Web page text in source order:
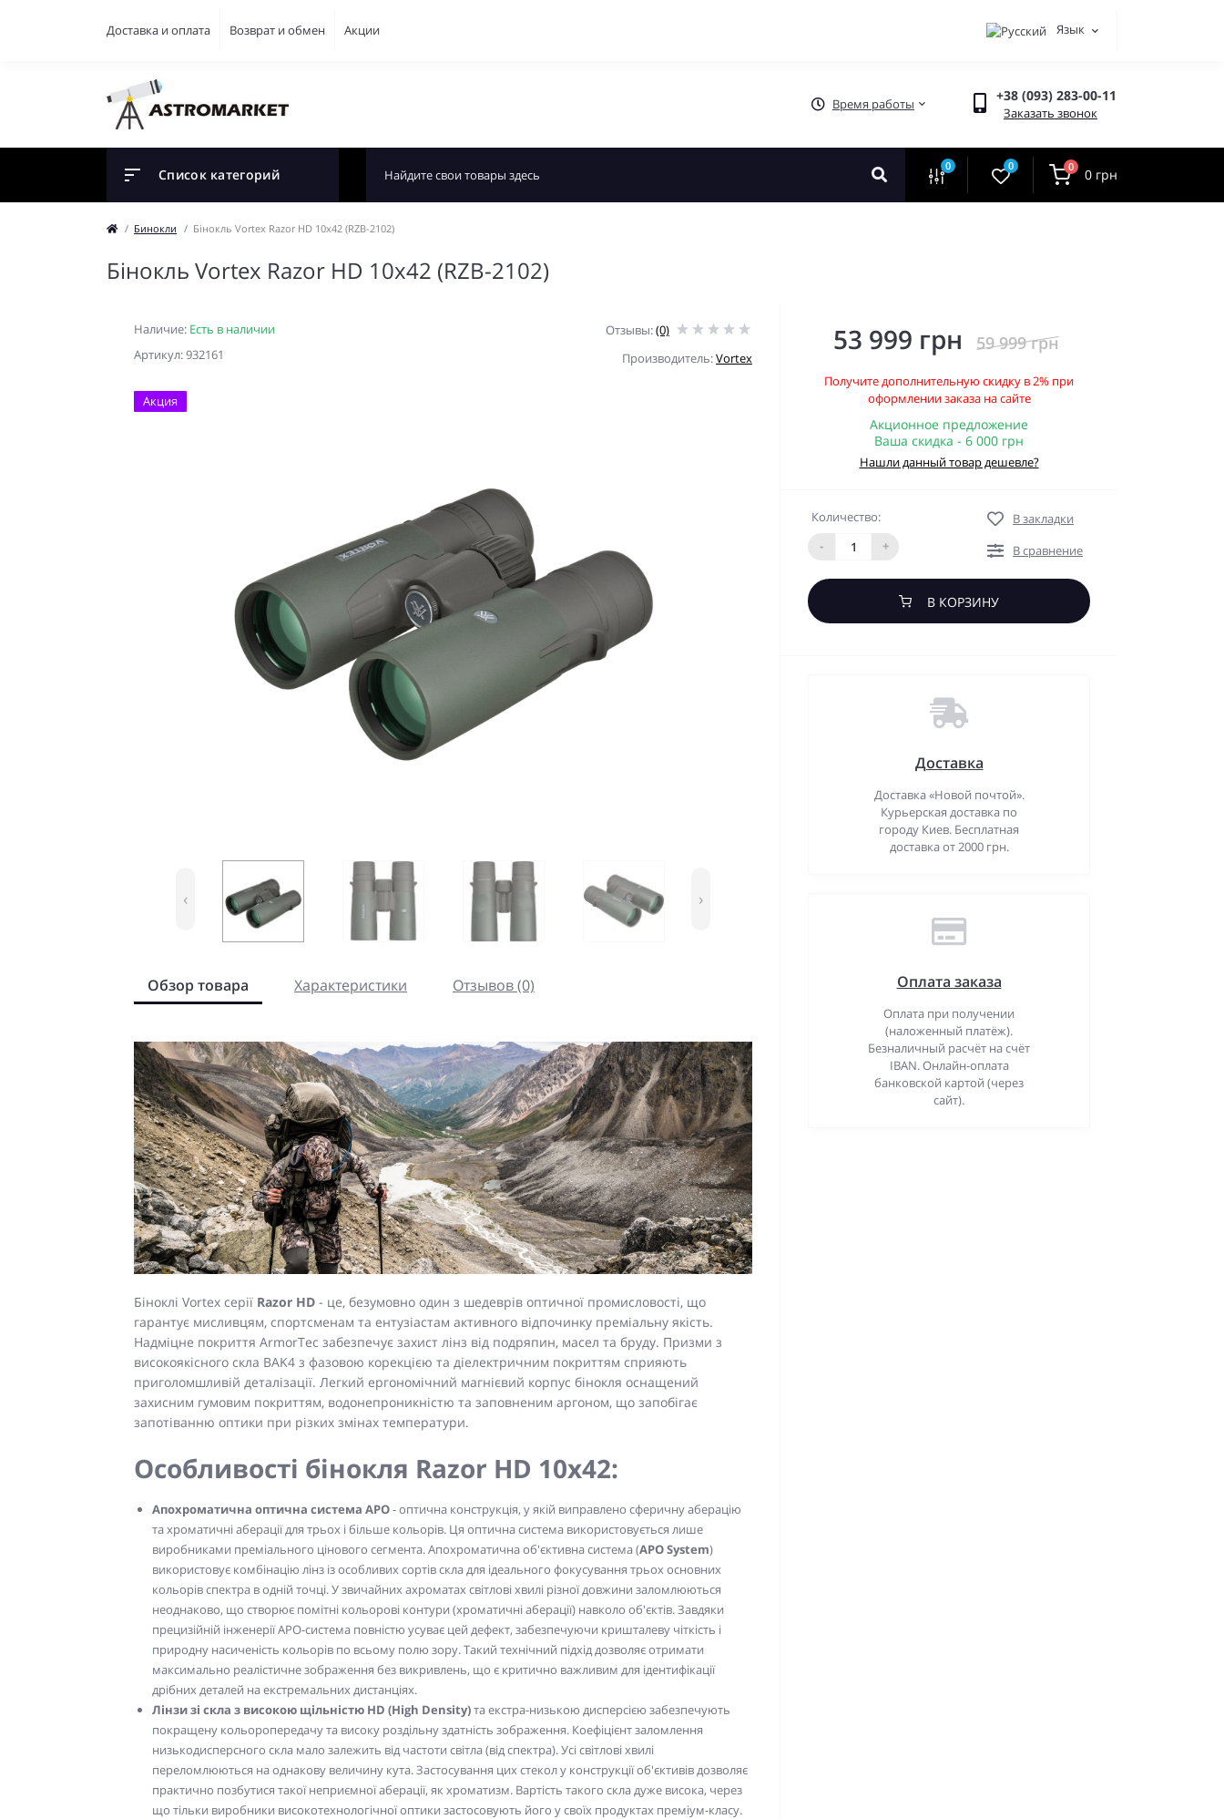
Доставка и оплата Возврат и обмен Акции Язык
Время работы +38 (093) 283-00-11
Заказать звонок
Список категорий 0 0 0 0 грн
Бинокли Бінокль Vortex Razor HD 10x42 (RZB-2102)
Бінокль Vortex Razor HD 10x42 (RZB-2102)
Наличие: Есть в наличии
Артикул: 932161
Отзывы:(0)
Производитель:Vortex
Акция
‹ ›
Обзор товара Характеристики Отзывов (0)
Біноклі Vortex серії Razor HD - це, безумовно один з шедеврів оптичної промисловості, що
гарантує мисливцям, спортсменам та ентузіастам активного відпочинку преміальну якість.
Надміцне покриття ArmorTec забезпечує захист лінз від подряпин, масел та бруду. Призми з
високоякісного скла BAK4 з фазовою корекцією та діелектричним покриттям сприяють
приголомшливій деталізації. Легкий ергономічний магнієвий корпус бінокля оснащений
захисним гумовим покриттям, водонепроникністю та заповненим аргоном, що запобігає
запотіванню оптики при різких змінах температури.
Особливості бінокля Razor HD 10х42:
Апохроматична оптична система APO- оптична конструкція, у якій виправлено сферичну аберацію
та хроматичні аберації для трьох і більше кольорів. Ця оптична система використовується лише
виробниками преміального цінового сегмента. Апохроматична об'єктивна система (APO System)
використовує комбінацію лінз із особливих сортів скла для ідеального фокусування трьох основних
кольорів спектра в одній точці. У звичайних ахроматах світлові хвилі різної довжини заломлюються
неоднаково, що створює помітні кольорові контури (хроматичні аберації) навколо об'єктів. Завдяки
прецизійній інженерії APO-система повністю усуває цей дефект, забезпечуючи кришталеву чіткість і
природну насиченість кольорів по всьому полю зору. Такий технічний підхід дозволяє отримати
максимально реалістичне зображення без викривлень, що є критично важливим для ідентифікації
дрібних деталей на екстремальних дистанціях.
Лінзи зі скла з високою щільністю HD (High Density)та екстра-низькою дисперсією забезпечують
покращену кольоропередачу та високу роздільну здатність зображення. Коефіцієнт заломлення
низькодисперсного скла мало залежить від частоти світла (від спектра). Усі світлові хвилі
переломлюються на однакову величину кута. Застосування цих стекол у конструкції об'єктивів дозволяє
практично позбутися такої неприємної аберації, як хроматизм. Вартість такого скла дуже висока, через
що тільки виробники високотехнологічної оптики застосовують його у своїх продуктах преміум-класу.
53 999 грн 59 999 грн
Получите дополнительную скидку в 2% при
оформлении заказа на сайте
Акционное предложение
Ваша скидка - 6 000 грн
Нашли данный товар дешевле?
Количество:
-
+
В закладки
В сравнение
В КОРЗИНУ
Доставка
Доставка «Новой почтой».
Курьерская доставка по
городу Киев. Бесплатная
доставка от 2000 грн.
Оплата заказа
Оплата при получении
(наложенный платёж).
Безналичный расчёт на счёт
IBAN. Онлайн-оплата
банковской картой (через
сайт).